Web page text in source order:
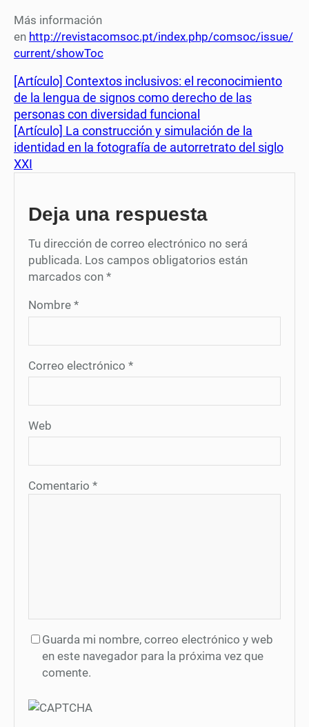
Más información
en http://revistacomsoc.pt/index.php/comsoc/issue/
current/showToc
[Artículo] Contextos inclusivos: el reconocimiento
de la lengua de signos como derecho de las
personas con diversidad funcional
[Artículo] La construcción y simulación de la
identidad en la fotografía de autorretrato del siglo
XXI
Deja una respuesta
Tu dirección de correo electrónico no será
publicada. Los campos obligatorios están
marcados con *
Nombre *
Correo electrónico *
Web
Comentario *
Guarda mi nombre, correo electrónico y web
en este navegador para la próxima vez que
comente.